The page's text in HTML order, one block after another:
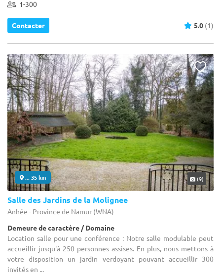
1-300
Contacter 5.0 (1)
... 35 km (9)
Salle des Jardins de la Molignee
Anhée - Province de Namur (WNA)
Demeure de caractère / Domaine
Location salle pour une conférence : Notre salle modulable peut
accueillir jusqu'à 250 personnes assises. En plus, nous mettons à
votre disposition un jardin verdoyant pouvant accueillir 300
invités en ...